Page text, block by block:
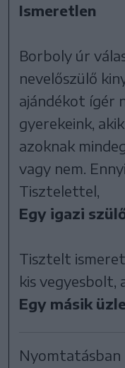
Ismeretlen
Borboly úr
nevelőszülő
ajándékot ígér
gyerekeink,
azoknak
vagy nem.
Tisztelettel,
Egy igazi
Tisztelt
kis vegyesbolt,
Egy másik
Nyomtatásban